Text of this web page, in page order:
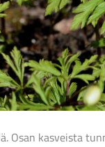
Osan kasveista